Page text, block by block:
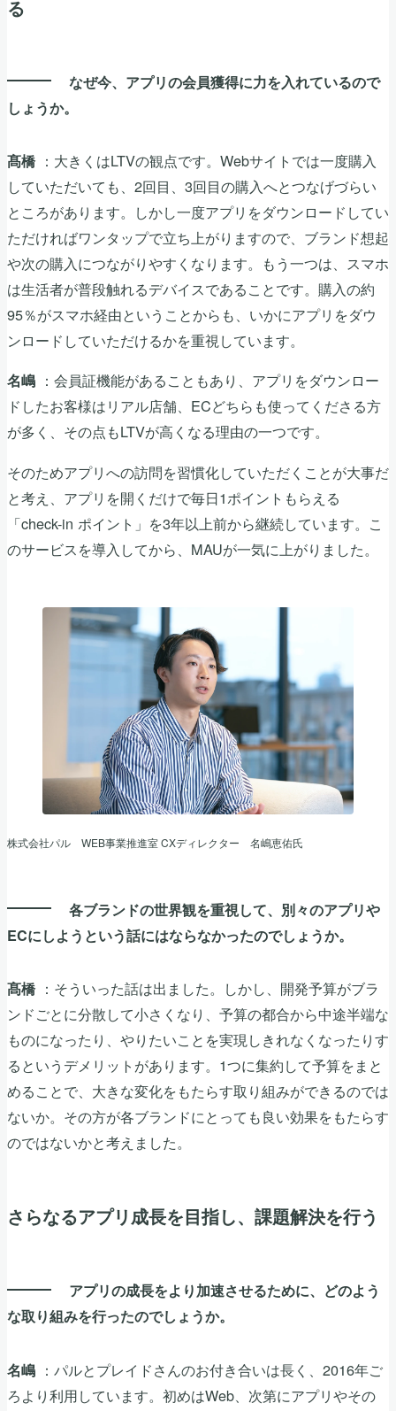
る
なぜ今、アプリの会員獲得に力を入れているので
しょうか。
髙橋：大きくはLTVの観点です。Webサイトでは一度購入
していただいても、2回目、3回目の購入へとつなげづらい
ところがあります。しかし一度アプリをダウンロードしてい
ただければワンタップで立ち上がりますので、ブランド想起
や次の購入につながりやすくなります。もう一つは、スマホ
は生活者が普段触れるデバイスであることです。購入の約
95％がスマホ経由ということからも、いかにアプリをダウ
ンロードしていただけるかを重視しています。
名嶋 ：会員証機能があることもあり、アプリをダウンロー
ドしたお客様はリアル店舗、ECどちらも使ってくださる方
が多く、その点もLTVが高くなる理由の一つです。
そのためアプリへの訪問を習慣化していただくことが大事だ
と考え、アプリを開くだけで毎日1ポイントもらえる
「check-in ポイント」を3年以上前から継続しています。こ
のサービスを導入してから、MAUが一気に上がりました。
株式会社パル WEB事業推進室 CXディレクター 名嶋恵佑氏
各ブランドの世界観を重視して、別々のアプリや
ECにしようという話にはならなかったのでしょうか。
髙橋：そういった話は出ました。しかし、開発予算がブラ
ンドごとに分散して小さくなり、予算の都合から中途半端な
ものになったり、やりたいことを実現しきれなくなったりす
るというデメリットがあります。1つに集約して予算をまと
めることで、大きな変化をもたらす取り組みができるのでは
ないか。その方が各ブランドにとっても良い効果をもたらす
のではないかと考えました。
さらなるアプリ成長を目指し、課題解決を行う
アプリの成長をより加速させるために、どのよう
な取り組みを行ったのでしょうか。
名嶋 ：パルとプレイドさんのお付き合いは長く、2016年ご
ろより利用しています。初めはWeb、次第にアプリやその